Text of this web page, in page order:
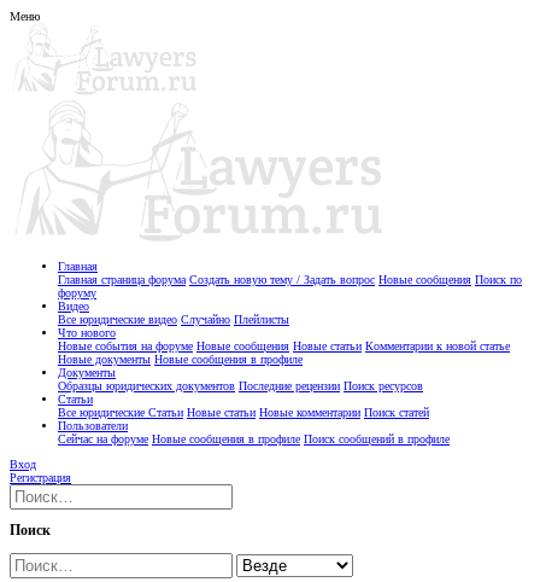
Меню
Главная
Главная страница форума Создать новую тему / Задать вопрос Новые сообщения Поиск по
форуму
Видео
Все юридические видео Случайно Плейлисты
Что нового
Новые события на форуме Новые сообщения Новые статьи Комментарии к новой статье
Новые документы Новые сообщения в профиле
Документы
Образцы юридических документов Последние рецензии Поиск ресурсов
Статьи
Все юридические Статьи Новые статьи Новые комментарии Поиск статей
Пользователи
Сейчас на форуме Новые сообщения в профиле Поиск сообщений в профиле
Вход
Регистрация
Поиск